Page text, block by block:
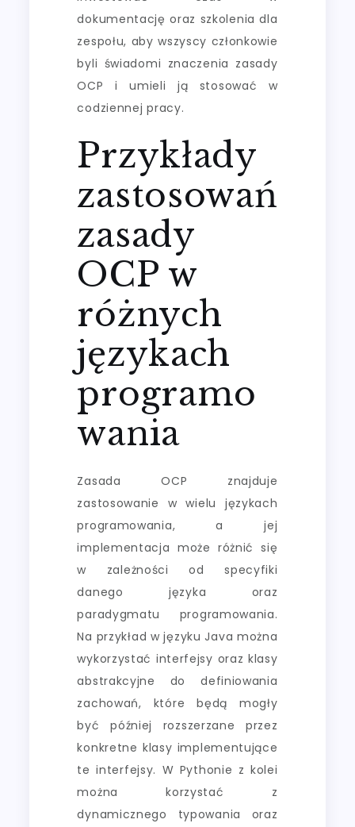
dokumentację oraz szkolenia dla
zespołu, aby wszyscy członkowie
byli świadomi znaczenia zasady
OCP i umieli ją stosować w
codziennej pracy.
Przykłady
zastosowań
zasady
OCP w
różnych
językach
programo
wania
Zasada OCP znajduje
zastosowanie w wielu językach
programowania, a jej
implementacja może różnić się
w zależności od specyfiki
danego języka oraz
paradygmatu programowania.
Na przykład w języku Java można
wykorzystać interfejsy oraz klasy
abstrakcyjne do definiowania
zachowań, które będą mogły
być później rozszerzane przez
konkretne klasy implementujące
te interfejsy. W Pythonie z kolei
można korzystać z
dynamicznego typowania oraz